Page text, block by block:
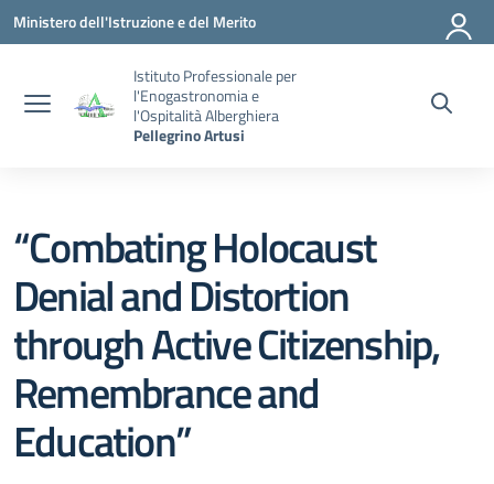
Vai ai contenuti
Vai al menu di navigazione
Vai al footer
Ministero dell'Istruzione e del Merito
Istituto Professionale per
l'Enogastronomia e
l'Ospitalità Alberghiera
Pellegrino Artusi
“Combating Holocaust
Denial and Distortion
through Active Citizenship,
Remembrance and
Education”